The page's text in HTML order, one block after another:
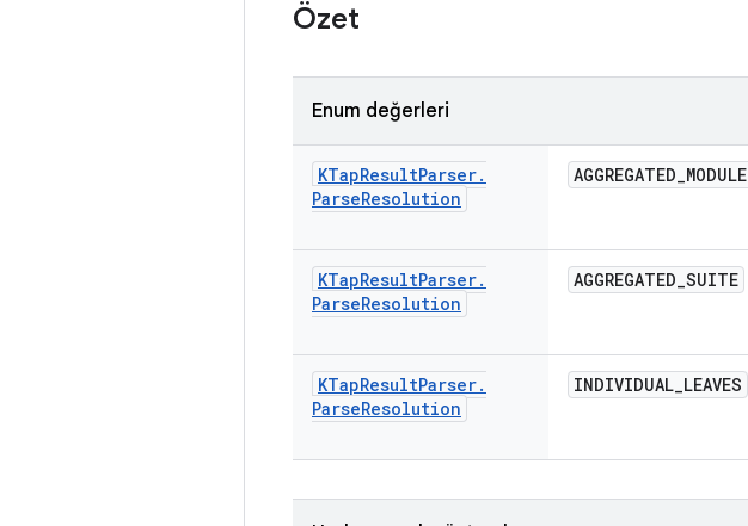
Özet
Enum değerleri
KTapResultParser.
ParseResolution
AGGREGATED_MODULE
KTapResultParser.
ParseResolution
AGGREGATED_SUITE
KTapResultParser.
ParseResolution
INDIVIDUAL_LEAVES